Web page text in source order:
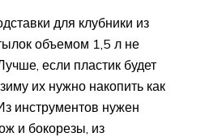
для клубники из
объемом 1,5 л не
если пластик будет
их нужно накопить как
инструментов нужен
и бокорезы, из